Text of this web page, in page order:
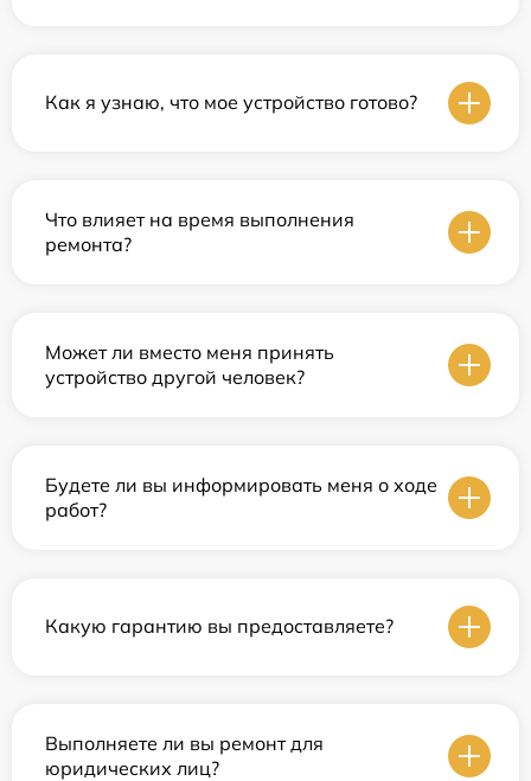
Как я узнаю, что мое устройство готово?
Что влияет на время выполнения
ремонта?
Может ли вместо меня принять
устройство другой человек?
Будете ли вы информировать меня о ходе
работ?
Какую гарантию вы предоставляете?
Выполняете ли вы ремонт для
юридических лиц?